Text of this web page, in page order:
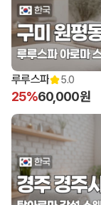
루루스파 5.0
25%60,000원